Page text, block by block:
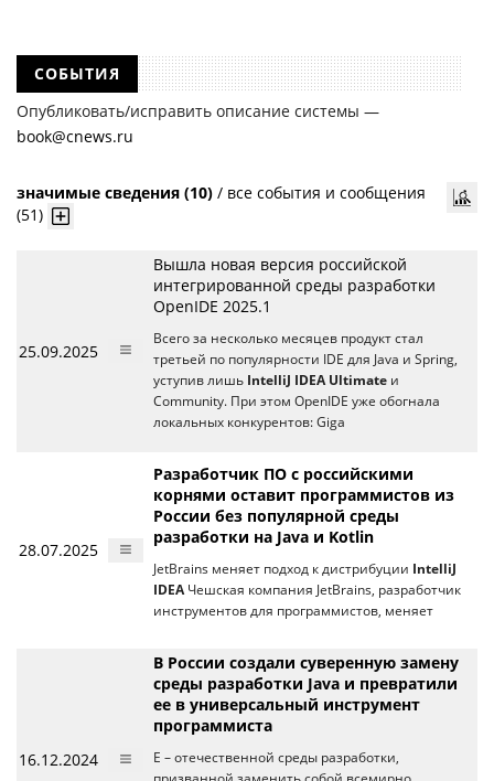
СОБЫТИЯ
Опубликовать/исправить описание системы —
book@cnews.ru
значимые сведения (10) / все события и сообщения
(51)
25.09.2025
Вышла новая версия российской
интегрированной среды разработки
OpenIDE 2025.1
Всего за несколько месяцев продукт стал
третьей по популярности IDE для Java и Spring,
уступив лишь IntelliJ IDEA Ultimate и
Community. При этом OpenIDE уже обогнала
локальных конкурентов: Giga
28.07.2025
Разработчик ПО с российскими
корнями оставит программистов из
России без популярной среды
разработки на Java и Kotlin
JetBrains меняет подход к дистрибуции IntelliJ
IDEAЧешская компания JetBrains, разработчик
инструментов для программистов, меняет
16.12.2024
В России создали суверенную замену
среды разработки Java и превратили
ее в универсальный инструмент
программиста
E – отечественной среды разработки,